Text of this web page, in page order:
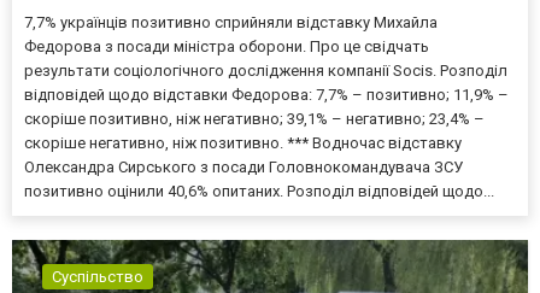
7,7% українців позитивно сприйняли відставку Михайла
Федорова з посади міністра оборони. Про це свідчать
результати соціологічного дослідження компанії Socis. Розподіл
відповідей щодо відставки Федорова: 7,7% – позитивно; 11,9% –
скоріше позитивно, ніж негативно; 39,1% – негативно; 23,4% –
скоріше негативно, ніж позитивно. *** Водночас відставку
Олександра Сирського з посади Головнокомандувача ЗСУ
позитивно оцінили 40,6% опитаних. Розподіл відповідей щодо...
Суспільство